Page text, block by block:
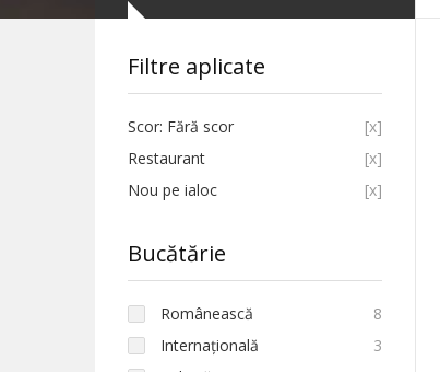
Filtre aplicate
Scor: Fără scor
[x]
Restaurant
[x]
Nou pe ialoc
[x]
Bucătărie
Românească
8
Internațională
3